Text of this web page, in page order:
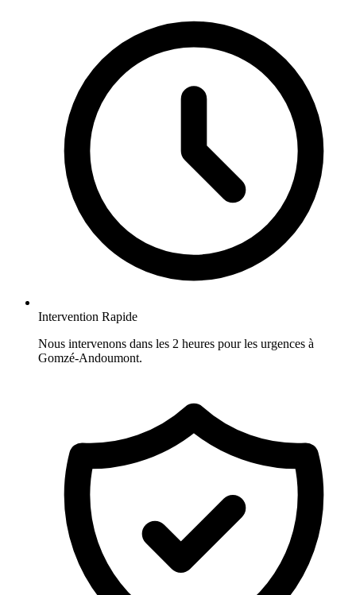
Intervention Rapide
Nous intervenons dans les 2 heures pour les urgences à
Gomzé-Andoumont.